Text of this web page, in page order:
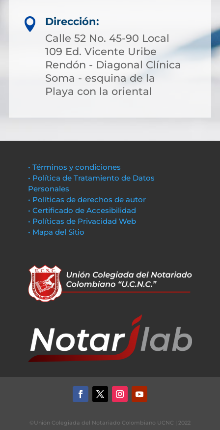

Dirección:
Calle 52 No. 45-90 Local
109 Ed. Vicente Uribe
Rendón - Diagonal Clínica
Soma - esquina de la
Playa con la oriental
• Términos y condiciones
• Política de Tratamiento de Datos
Personales
• Políticas de derechos de autor
• Certificado de Accesibilidad
• Políticas de Privacidad Web
• Mapa del Sitio
©Unión Colegiada del Notariado Colombiano UCNC | 2022